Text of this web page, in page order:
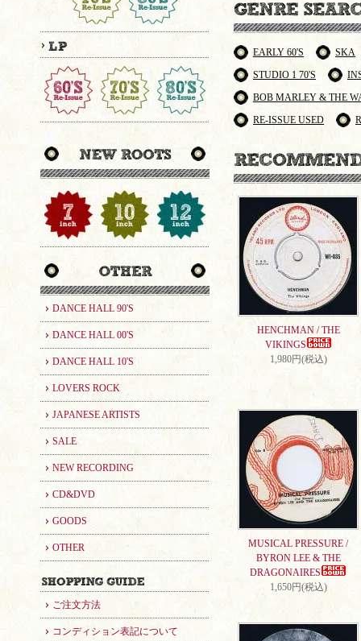
DANCE HALL 90'S
DANCE HALL 00'S
DANCE HALL 10'S
LOVERS ROCK
JAPANESE ARTISTS
SALE
NEW RECORDING
CD&DVD
GOODS
OTHER
ご注文方法
コンディション表記について
EARLY 60'S
SKA
STUDIO 1 70'S
BOB MARLEY & THE
RE-ISSUE USED
HENCHMAN / THE
VIKINGS
1,980円(税込)
MUSICAL PRESSURE /
BYRON LEE & THE
DRAGONAIRES
1,650円(税込)